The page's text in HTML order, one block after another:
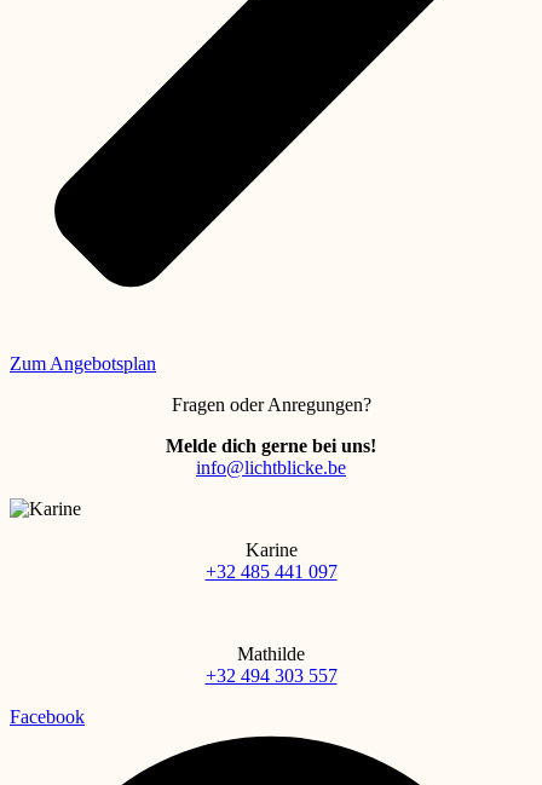
Zum Angebotsplan
Fragen oder Anregungen?
Melde dich gerne bei uns!
info@lichtblicke.be
Karine
+32 485 441 097
Mathilde
+32 494 303 557
Facebook